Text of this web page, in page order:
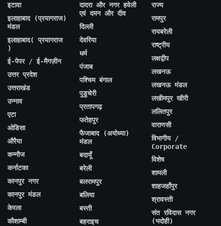
इटावा
इलाहाबाद (प्रयागराज)
मंडल
इलाहाबाद( प्रयागराज
)
ई-पेपर / ई-मैगज़ीन
उत्तर प्रदेश
उत्तराखंड
उन्नाव
एटा
ओडिसा
औरैया
कन्नौज
कर्नाटका
कानपुर नगर
कानपुर मंडल
केरला
कौशाम्बी
दादरा और नगर हवेली
एवं दमन और दीव
दिल्ली
देवरिया
धर्म
पंजाब
पश्चिम बंगाल
पुडुचेरी
प्रतापगढ़
फतेहपुर
फैजाबाद (अयोध्या)
मंडल
बदायूँ
बरेली
बलरामपुर
बलिया
बस्ती
बहराइच
राज्य
रामपुर
रायबरेली
राष्ट्रीय
लक्षद्वीप
लखनऊ
लखनऊ मंडल
लखीमपुर खीरी
ललितपुर
वाराणसी
विभागीय /
Corporate
विशेष
शामली
शाहजहाँपुर
श्रावस्ती
संत रविदास नगर
(भदोही)